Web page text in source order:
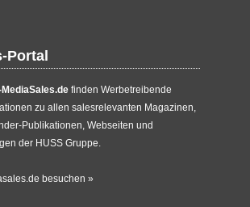
Portal
MediaSales.definden Werbetreibende
zu allen salesrelevanten Magazinen,
Publikationen, Webseiten und
der HUSS Gruppe.
besuchen »